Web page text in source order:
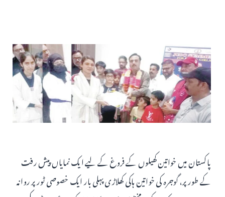
پاکستان میں خواتین کھیلوں کے فروغ کے لیے ایک نمایاں پیش رفت
کے طور پر، گوجرہ کی خواتین ہاکی کھلاڑی پہلی بار ایک خصوصی ٹور پر روانہ